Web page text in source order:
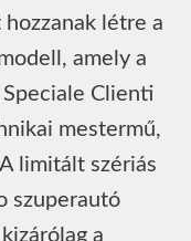
hozzanak létre a
amely a
Clienti
mestermű,
limitált szériás
szuperautó
a